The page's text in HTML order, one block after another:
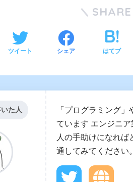
SHARE
ツイート シェア はてブ
た人
「プログラミング
ています エンジニ
人の手助けになれば
通してみてください。